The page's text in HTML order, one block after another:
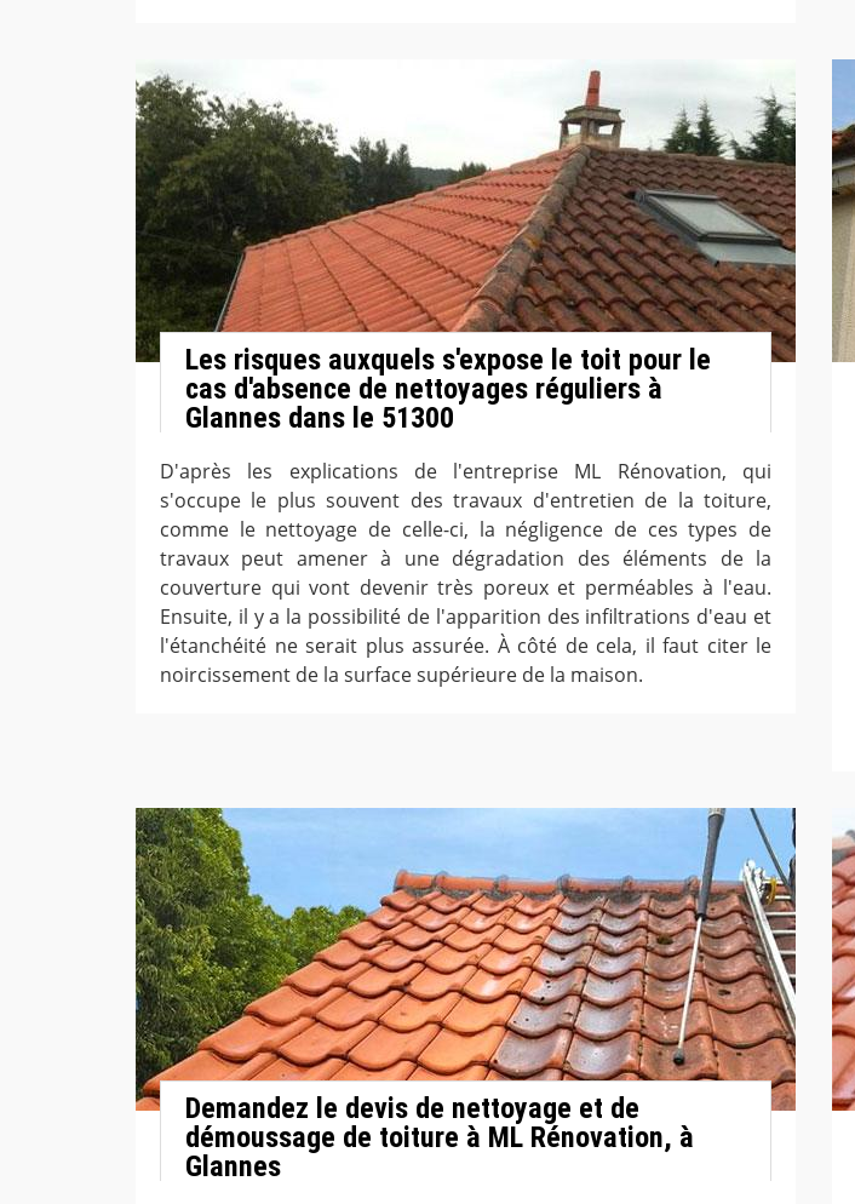
Les risques auxquels s'expose le toit pour le
cas d'absence de nettoyages réguliers à
Glannes dans le 51300
D'après les explications de l'entreprise ML Rénovation, qui
s'occupe le plus souvent des travaux d'entretien de la toiture,
comme le nettoyage de celle-ci, la négligence de ces types de
travaux peut amener à une dégradation des éléments de la
couverture qui vont devenir très poreux et perméables à l'eau.
Ensuite, il y a la possibilité de l'apparition des infiltrations d'eau et
l'étanchéité ne serait plus assurée. À côté de cela, il faut citer le
noircissement de la surface supérieure de la maison.
Demandez le devis de nettoyage et de
démoussage de toiture à ML Rénovation, à
Glannes